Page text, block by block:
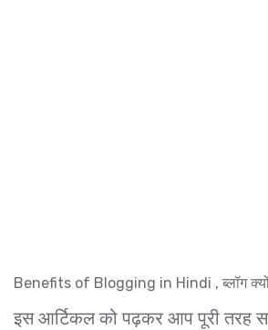
Benefits of Blogging in Hindi , ब्लॉग क्यों
इस आर्टिकल को पढ़कर आप पूरी तरह